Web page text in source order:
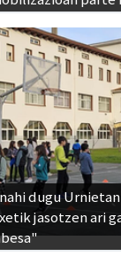
dugu
jasotzen ari